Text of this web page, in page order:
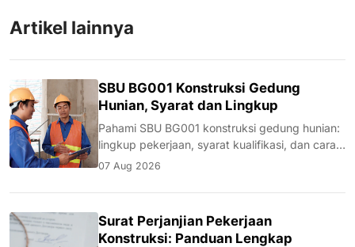
Artikel lainnya
SBU BG001 Konstruksi Gedung
Hunian, Syarat dan Lingkup
Pahami SBU BG001 konstruksi gedung hunian:
lingkup pekerjaan, syarat kualifikasi, dan cara
mengurusnya untuk memenuhi syarat tender.
07 Aug 2026
Surat Perjanjian Pekerjaan
Konstruksi: Panduan Lengkap